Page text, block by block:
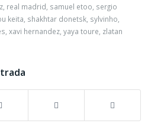
, real madrid, samuel etoo, sergio
keita, shakhtar donetsk, sylvinho,
, xavi hernandez, yaya toure, zlatan